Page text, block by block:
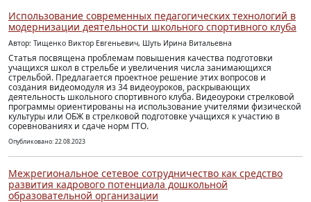
Использование современных педагогических технологий в
модернизации деятельности школьного спортивного клуба
Автор: Тищенко Виктор Евгеньевич, Шуть Ирина Витальевна
Статья посвящена проблемам повышения качества подготовки
учащихся школ в стрельбе и увеличения числа занимающихся
стрельбой. Предлагается проектное решение этих вопросов и
создания видеомодуля из 34 видеоуроков, раскрывающих
деятельность школьного спортивного клуба. Видеоуроки стрелковой
программы ориентированы на использование учителями физической
культуры или ОБЖ в стрелковой подготовке учащихся к участию в
соревнованиях и сдаче норм ГТО.
Опубликовано: 22.08.2023
Межрегиональное сетевое сотрудничество как средство
развития кадрового потенциала дошкольной
образовательной организации